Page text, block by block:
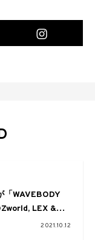
「WAVEBODY
LEX &
MVを本日公開
2021.10.12